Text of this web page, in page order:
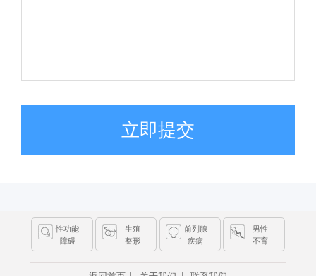
立即提交
性功能
障碍
生殖
整形
前列腺
疾病
男性
不育